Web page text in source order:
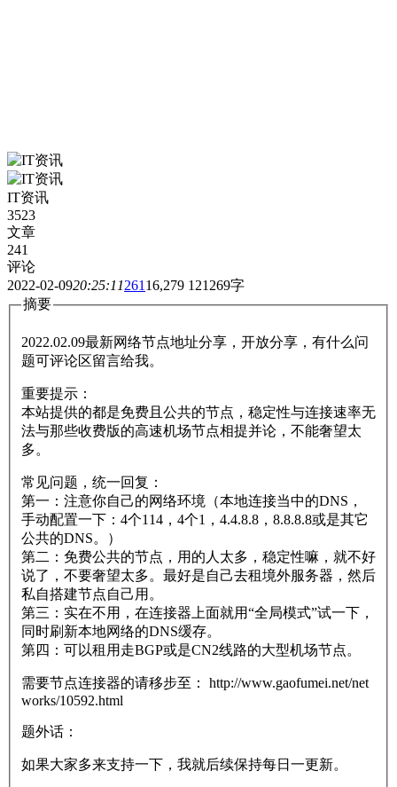
IT资讯
3523
文章
241
评论
2022-02-0920:25:11261 16,279 121269字
摘要
2022.02.09最新网络节点地址分享，开放分享，有什么问
题可评论区留言给我。
重要提示：
本站提供的都是免费且公共的节点，稳定性与连接速率无
法与那些收费版的高速机场节点相提并论，不能奢望太
多。
常见问题，统一回复：
第一：注意你自己的网络环境（本地连接当中的DNS，
手动配置一下：4个114，4个1，4.4.8.8，8.8.8.8或是其它
公共的DNS。）
第二：免费公共的节点，用的人太多，稳定性嘛，就不好
说了，不要奢望太多。最好是自己去租境外服务器，然后
私自搭建节点自己用。
第三：实在不用，在连接器上面就用“全局模式”试一下，
同时刷新本地网络的DNS缓存。
第四：可以租用走BGP或是CN2线路的大型机场节点。
需要节点连接器的请移步至： http://www.gaofumei.net/net
works/10592.html
题外话：
如果大家多来支持一下，我就后续保持每日一更新。